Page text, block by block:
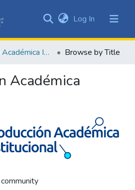
&
Collections
All of DSpace
Log In (current)
B. Producción Académica Institucional Browse by Title
Académica